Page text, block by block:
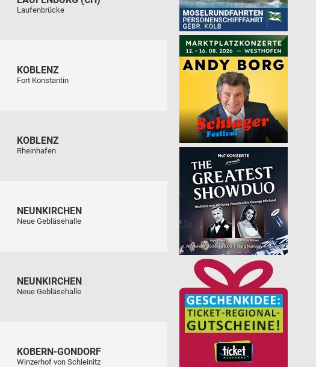
Laufenbrücke
KOBLENZ
Fort Konstantin
KOBLENZ
Rheinhafen
NEUNKIRCHEN
Neue Gebläsehalle
NEUNKIRCHEN
Neue Gebläsehalle
KOBERN-GONDORF
Winzerhof von Schleinitz